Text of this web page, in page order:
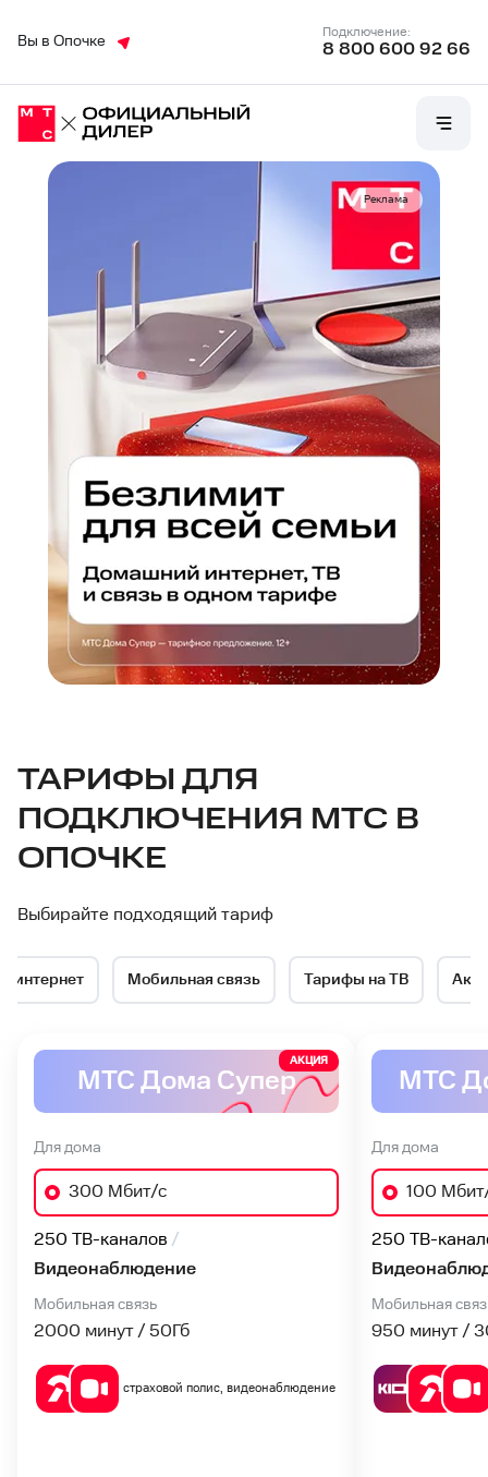
Вы в Опочке
Подключение:
8 800 600 92 66
Реклама
МТС
—
интернет-
провайдер
№1
в
Опочке
ТАРИФЫ ДЛЯ
ПОДКЛЮЧЕНИЯ МТС В
ОПОЧКЕ
Выбирайте подходящий тариф
интернет Мобильная связь Тарифы на ТВ
МТС Дома Супер
АКЦИЯ
Для дома
300 Мбит/с
250 ТВ-каналов
Видеонаблюдение
Мобильная связь
2000 минут / 50Гб
страховой полис, видеонаблюдение
МТС
Для дома
100
250 ТВ-
Мобильная
950 минут /